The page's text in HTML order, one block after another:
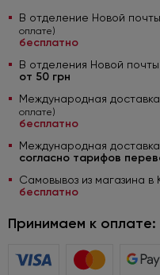
В отделение Новой почты
оплате)
бесплатно
В отделения Новой почты
от 50 грн
Международная доставка
оплате)
бесплатно
Международная доставка
согласно тарифов
Самовывоз из магазина в
бесплатно
Принимаем к оплате: